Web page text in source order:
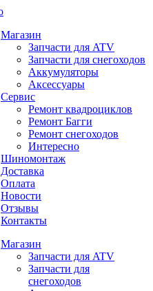
Магазин
Запчасти для ATV
Запчасти для снегоходов
Аккумуляторы
Аксессуары
Сервис
Ремонт квадроциклов
Ремонт Багги
Ремонт снегоходов
Интересно
Шиномонтаж
Доставка
Оплата
Новости
Отзывы
Контакты
Магазин
Запчасти для ATV
Запчасти для
снегоходов